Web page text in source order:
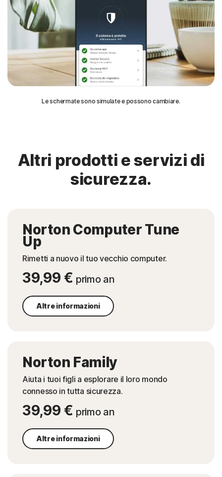
Le schermate sono simulate e possono cambiare.
Altri prodotti e servizi di
sicurezza.
Norton Computer Tune
Up
Rimetti a nuovo il tuo vecchio computer.
39,99 € primo an
Altre informazioni
Norton Family
Aiuta i tuoi figli a esplorare il loro mondo
connesso in tutta sicurezza.
39,99 € primo an
Altre informazioni